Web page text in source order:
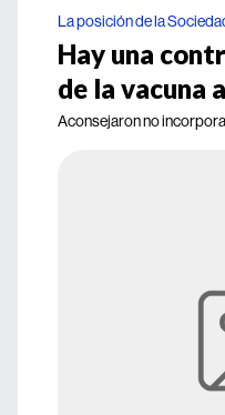
La posición de la
Hay una
de la vacuna
Aconsejaron no